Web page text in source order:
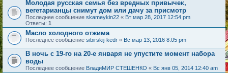
Молодая русская семья без вредных привычек,
вегетарианцы снимут дом или дачу за присмотр
Последнее сообщение skameykin22 « Вт мар 28, 2017 12:54 pm
Ответы: 1
Масло холодного отжима
Последнее сообщение sibirskij-kedr « Вс мар 13, 2016 8:05 pm
В ночь с 19-го на 20-е января не упустите момент набора
воды
Последнее сообщение ВладиМИР СТЕШЕНКО « Вс янв 05, 2014 12:40 am